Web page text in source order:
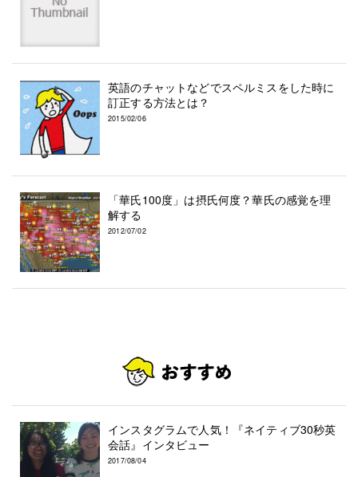
英語のチャットなどでスペルミスをした時に
訂正する方法とは？
2015/02/06
「華氏100度」は摂氏何度？華氏の感覚を理
解する
2012/07/02
インスタグラムで人気！『ネイティブ30秒英
会話』インタビュー
2017/08/04